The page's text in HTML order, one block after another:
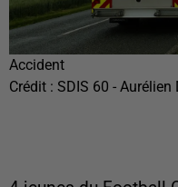
Accident
Crédit : SDIS 60 - Aurélien